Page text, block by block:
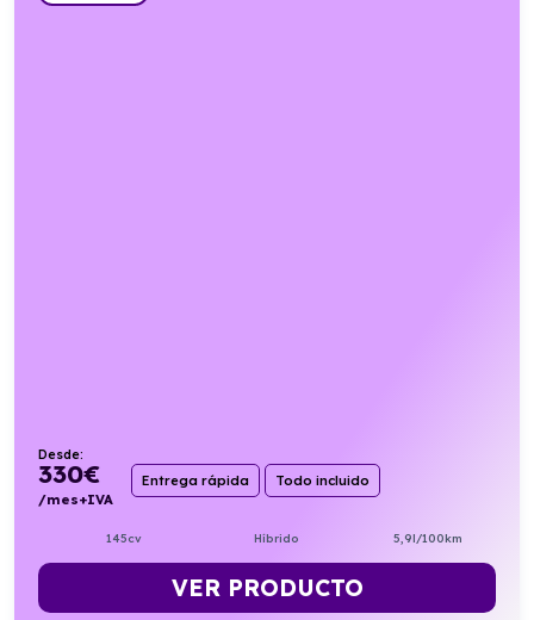
Desde:
330€
/mes+IVA
Entrega rápida Todo incluido
145cv Híbrido 5,9l/100km
VER PRODUCTO